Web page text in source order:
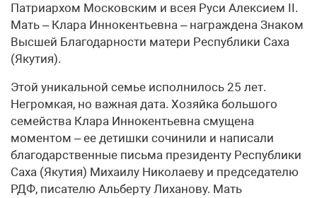
Патриархом Московским и всея Руси Алексием II.
Мать – Клара Иннокентьевна – награждена Знаком
Высшей Благодарности матери Республики Саха
(Якутия).
Этой уникальной семье исполнилось 25 лет.
Негромкая, но важная дата. Хозяйка большого
семейства Клара Иннокентьевна смущена
моментом – ее детишки сочинили и написали
благодарственные письма президенту Республики
Саха (Якутия) Михаилу Николаеву и председателю
РДФ, писателю Альберту Лиханову. Мать